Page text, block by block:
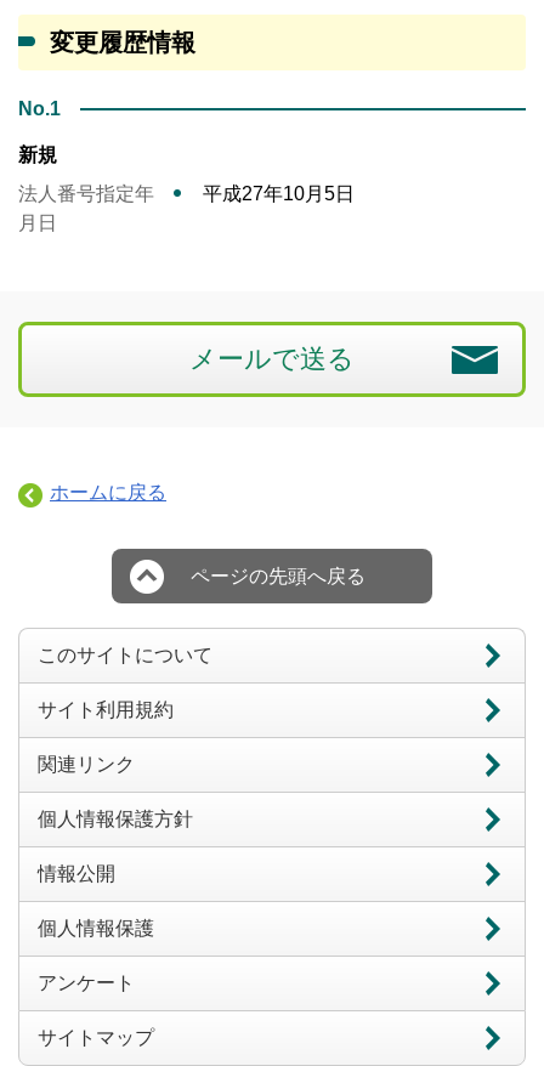
変更履歴情報
No.1
新規
法人番号指定年
月日
平成27年10月5日
メールで送る
ホームに戻る
ページの先頭へ戻る
このサイトについて
サイト利用規約
関連リンク
個人情報保護方針
情報公開
個人情報保護
アンケート
サイトマップ